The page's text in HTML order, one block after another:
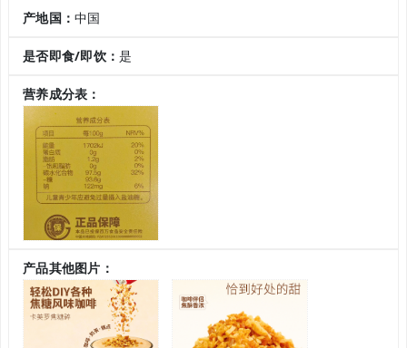
产地国：中国
是否即食/即饮：是
营养成分表：
产品其他图片：